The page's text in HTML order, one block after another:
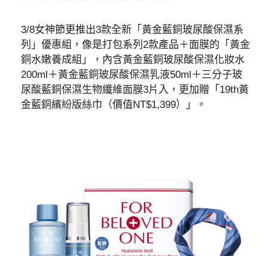
3/8女神節更推出3款全新「黃金藍銅玻尿酸保濕系
列」優惠組，像是打包系列2款產品＋面膜的「黃金
銅水嫩養成組」，內含黃金藍銅玻尿酸保濕化妝水
200ml＋黃金藍銅玻尿酸保濕乳液50ml＋三分子玻
尿酸藍銅保濕生物纖維面膜3片入，更加贈「19th黃
金藍銅繽紛版絲巾（價值NT$1,399）」。